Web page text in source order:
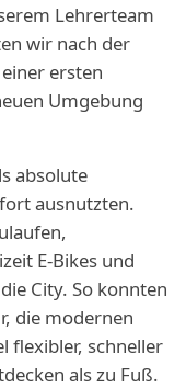
Lehrerteam
wir nach der
ersten
Umgebung
absolute
ausnutzten.
E-Bikes und
City. So konnten
die modernen
flexibler, schneller
als zu Fuß.